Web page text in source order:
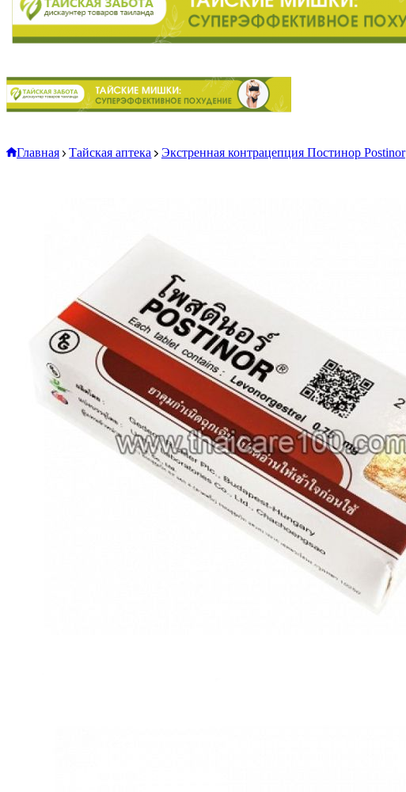
Главная Тайская аптека Экстренная контрацепция Постинор Postinor